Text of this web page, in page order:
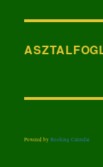
Powered byBooking Calendar